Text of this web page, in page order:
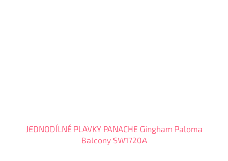
JEDNODÍLNÉ PLAVKY PANACHE Gingham Paloma
Balcony SW1720A